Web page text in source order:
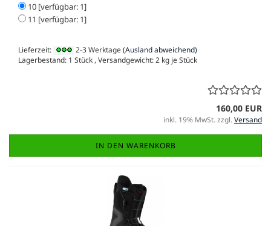
10 [verfügbar: 1]
11 [verfügbar: 1]
Lieferzeit: 2-3 Werktage(Ausland abweichend)
Lagerbestand: 1 Stück , Versandgewicht:2 kg je Stück
160,00 EUR
inkl. 19% MwSt. zzgl.Versand
IN DEN WARENKORB